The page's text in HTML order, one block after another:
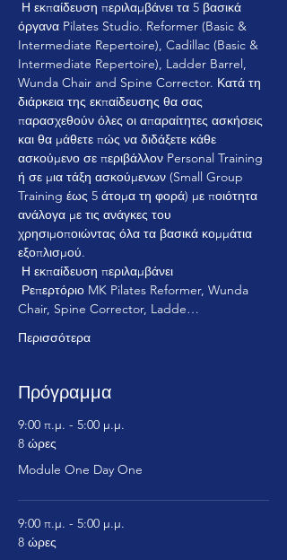
όργανα Pilates Studio. Reformer (Basic &
Intermediate Repertoire), Cadillac (Basic &
Intermediate Repertoire), Ladder Barrel,
Wunda Chair and Spine Corrector. Κατά τη
διάρκεια της εκπαίδευσης θα σας
παρασχεθούν όλες οι απαραίτητες ασκήσεις
και θα μάθετε πώς να διδάξετε κάθε
ασκούμενο σε περιβάλλον Personal Training
ή σε μια τάξη ασκούμενων (Small Group
Training έως 5 άτομα τη φορά) με ποιότητα
ανάλογα με τις ανάγκες του
χρησιμοποιώντας όλα τα βασικά κομμάτια
εξοπλισμού.
Η εκπαίδευση περιλαμβάνει
Chair, Spine Corrector, Ladde…
Περισσότερα
Πρόγραμμα
9:00 π.μ. - 5:00 μ.μ.
8 ώρες
Module One Day One
9:00 π.μ. - 5:00 μ.μ.
8 ώρες